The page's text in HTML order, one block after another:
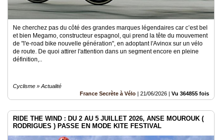
Ne cherchez pas du côté des grandes marques légendaires car c’est bel
et bien Megamo, constructeur espagnol, qui prend la tête du mouvement
de "l'e-road bike nouvelle génération", en adoptant l'Avinox sur un vélo
de route. De quoi attirer l'attention dans un segment encore en pleine
définition,..
Cyclisme » Actualité
France Secrète à Vélo | 21/06/2026 | Vu 364855 fois
RIDE THE WIND : DU 2 AU 5 JUILLET 2026, ANSE MOUROUK (
RODRIGUES ) PASSE EN MODE KITE FESTIVAL